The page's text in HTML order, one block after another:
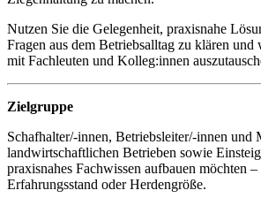
Nutzen Sie die Gelegenheit, praxisnahe
Fragen aus dem Betriebsalltag zu klären
mit Fachleuten und Kolleg:innen
Zielgruppe
Schafhalter/-innen, Betriebsleiter/-innen und
landwirtschaftlichen Betrieben sowie
praxisnahes Fachwissen aufbauen möchten
Erfahrungsstand oder Herdengröße.